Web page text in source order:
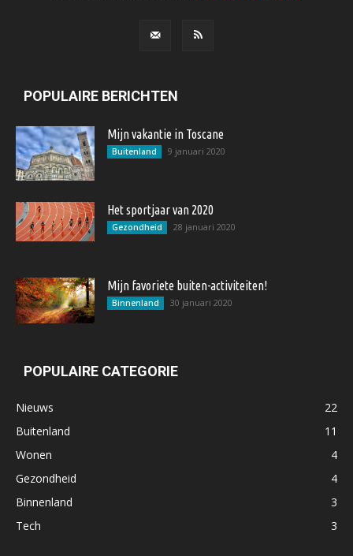
POPULAIRE BERICHTEN
Mijn vakantie in Toscane
Buitenland 9 januari 2020
Het sportjaar van 2020
Gezondheid 28 januari 2020
Mijn favoriete buiten-activiteiten!
Binnenland 30 januari 2020
POPULAIRE CATEGORIE
Nieuws
22
Buitenland
11
Wonen
4
Gezondheid
4
Binnenland
3
Tech
3